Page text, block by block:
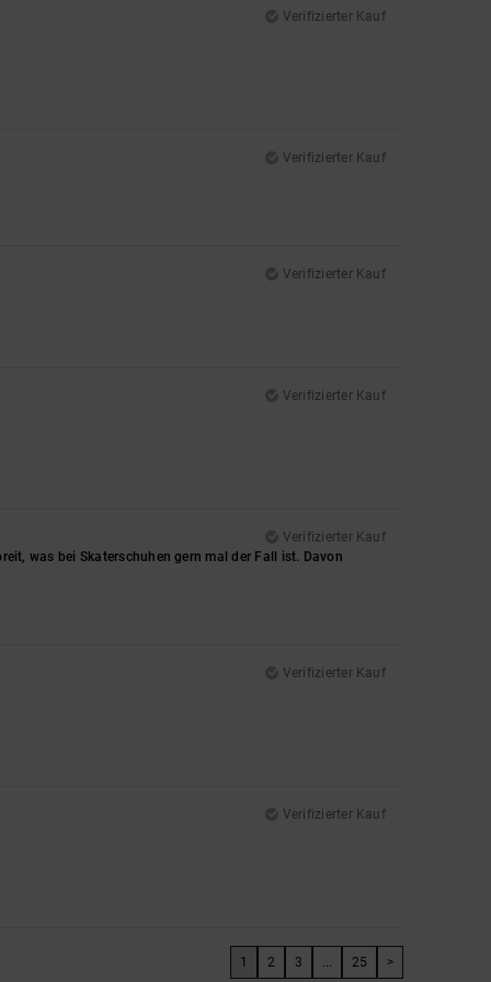
Verifizierter Kauf
Verifizierter Kauf
Verifizierter Kauf
Verifizierter Kauf
Verifizierter Kauf
was bei Skaterschuhen gern mal der Fall ist. Davon
Verifizierter Kauf
Verifizierter Kauf
1 2 3 25 >